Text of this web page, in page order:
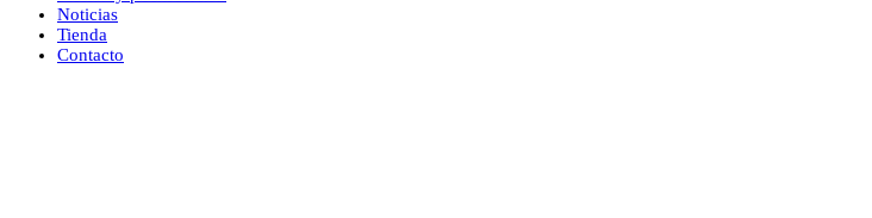
Noticias
Tienda
Contacto